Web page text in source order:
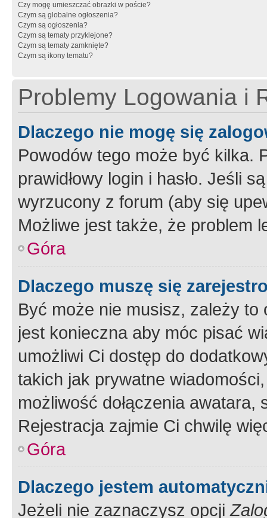
Czy mogę umieszczać obrazki w poście?
Czym są globalne ogłoszenia?
Czym są ogłoszenia?
Czym są tematy przyklejone?
Czym są tematy zamknięte?
Czym są ikony tematu?
Problemy Logowania i
Dlaczego nie mogę się
Powodów tego może być kilka.
prawidłowy login i hasło. Jeśli
wyrzucony z forum (aby się
Możliwe jest także, że problem
Góra
Dlaczego muszę się
Być może nie musisz, zależy
jest konieczna aby móc pisać
umożliwi Ci dostęp do
takich jak prywatne
możliwość dołączenia
Rejestracja zajmie Ci chwilę
Góra
Dlaczego jestem
Jeżeli nie zaznaczysz opcji